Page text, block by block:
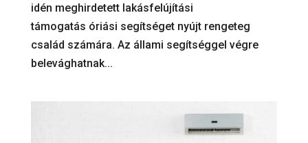
idén meghirdetett lakásfelújítási
támogatás óriási segítséget nyújt rengeteg
család számára. Az állami segítséggel végre
belevághatnak...